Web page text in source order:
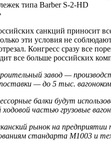
типа Barber S-2-HD
санкций приносит
эти условия не
Конгресс сразу все
все больше российских
завод —
— до 5 тыс.
балки будут
частью грузовые
рынок на
стандарта М1003 и